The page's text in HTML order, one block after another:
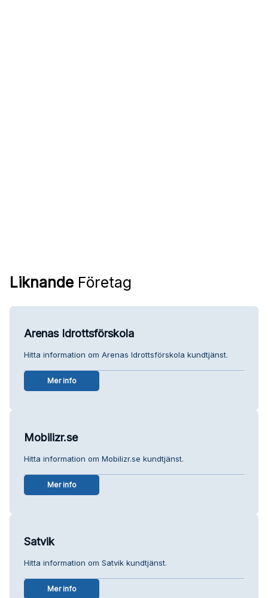
Liknande Företag
Arenas Idrottsförskola
Hitta information om Arenas Idrottsförskola kundtjänst.
Mer info
Mobilizr.se
Hitta information om Mobilizr.se kundtjänst.
Mer info
Satvik
Hitta information om Satvik kundtjänst.
Mer info